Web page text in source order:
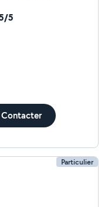
sur votre ordi et
Élèves au
au sein de leur
Chats habitués
et chaque jour
5
Contacter
Particulier